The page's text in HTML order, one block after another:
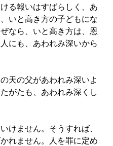
る報いはすばらしく、あ
いと高き方の子どもにな
なら、いと高き方は、恩
にも、あわれみ深いから
天の父があわれみ深いよ
がたも、あわれみ深くし
けません。そうすれば、
れません。人を罪に定め